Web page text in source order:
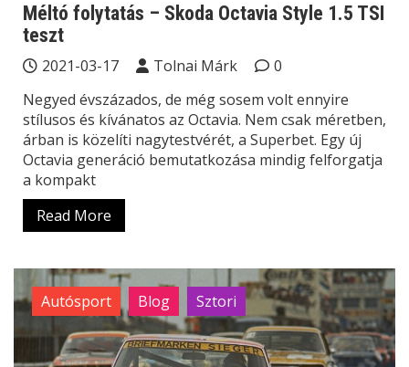
Méltó folytatás – Skoda Octavia Style 1.5 TSI
teszt
2021-03-17 Tolnai Márk
0
Negyed évszázados, de még sosem volt ennyire
stílusos és kívánatos az Octavia. Nem csak méretben,
árban is közelíti nagytestvérét, a Superbet. Egy új
Octavia generáció bemutatkozása mindig felforgatja
a kompakt
Read More
Autósport Blog Sztori